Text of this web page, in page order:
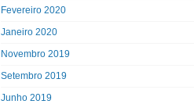
Fevereiro 2020
Janeiro 2020
Novembro 2019
Setembro 2019
Junho 2019